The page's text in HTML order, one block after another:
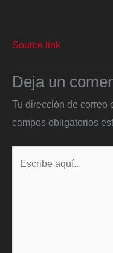
Source link
Deja un
Tu dirección de correo
campos obligatorios